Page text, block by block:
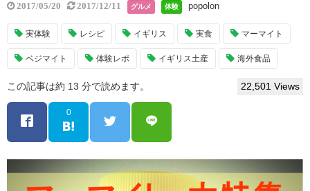
2017/05/20 2017/12/11 グルメ 体験 popolon
実体験 レシピ イギリス 実食 マーマイト
ベジマイト 体験レポ イギリス土産 海外食品
この記事は約 13 分で読めます。 22,501 Views
0